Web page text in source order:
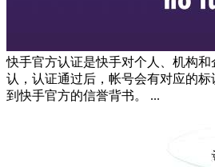
快手官方认证是快手对个人、机构
认，认证通过后，帐号会有对应的
到快手官方的信誉背书。 ...